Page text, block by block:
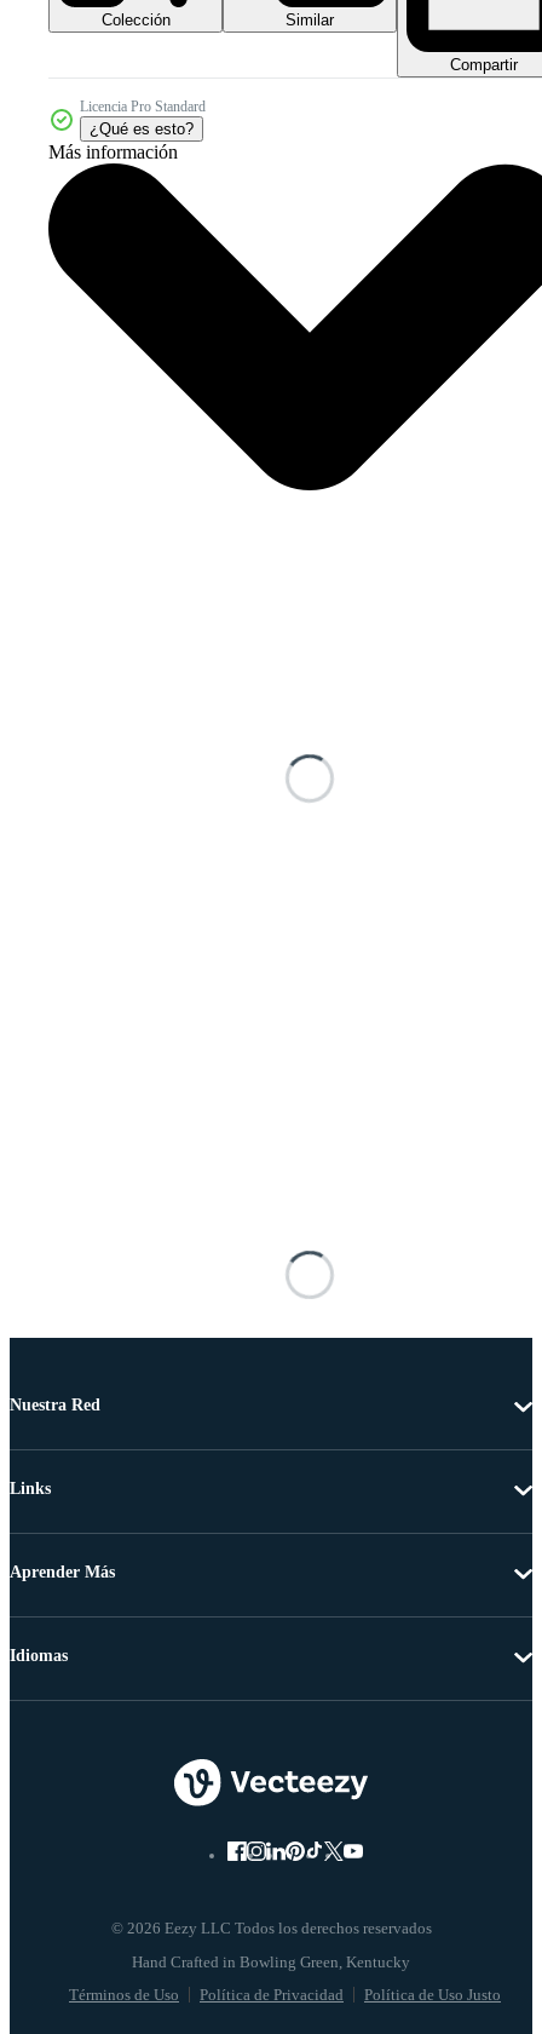
Colección Similar
Compartir
Licencia Pro Standard
¿Qué es esto?
Más información
Nuestra Red
Links
Aprender Más
© 2026 Eezy LLC Todos los derechos reservados
Términos de Uso Política de Privacidad Política de Uso Justo
Idiomas